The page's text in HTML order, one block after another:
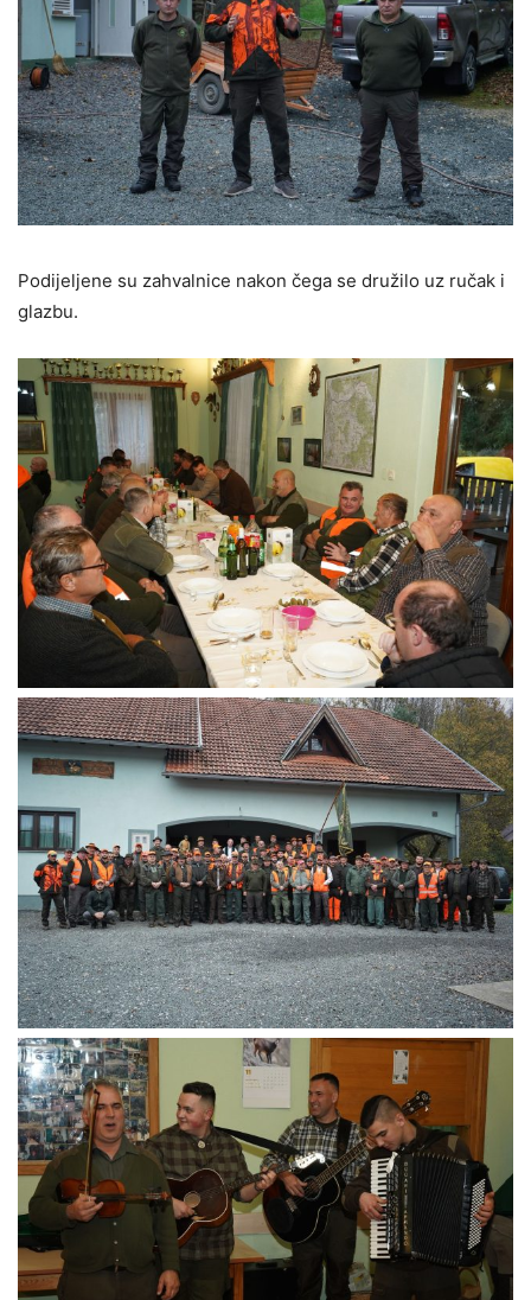
Podijeljene su zahvalnice nakon čega se družilo uz ručak i
glazbu.